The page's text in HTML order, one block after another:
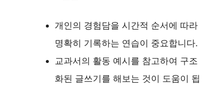
개인의 경험담을 시간적 순서에 따라
명확히 기록하는 연습이 중요합니다.
교과서의 활동 예시를 참고하여 구조
화된 글쓰기를 해보는 것이 도움이 됩